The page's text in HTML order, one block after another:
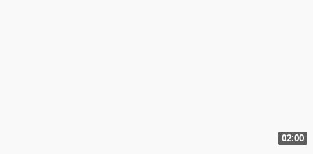
02:00